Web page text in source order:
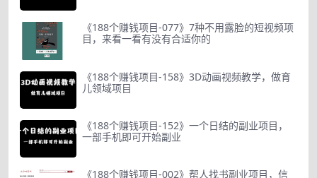
《188个赚钱项目-077》7种不用露脸的短视频项
目，来看一看有没有合适你的
《188个赚钱项目-158》3D动画视频教学，做育
儿领域项目
《188个赚钱项目-152》一个日结的副业项目，
一部手机即可开始副业
《188个赚钱项目-002》帮人找书副业项目，信